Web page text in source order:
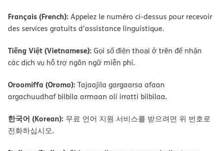
Français (French): Appelez le numéro ci-dessus pour recevoir
des services gratuits d’assistance linguistique.
Tiếng Việt (Vietnamese): Gọi số điện thoại ở trên để nhận
các dịch vụ hỗ trợ ngôn ngữ miễn phí.
Oroomiffa (Oromo): Tajaajila gargaarsa afaan
argachuudhaf bilbila armaan oli irratti bilbilaa.
한국어 (Korean): 무료 언어 지원 서비스를 받으려면 위 번호로
전화하십시오.